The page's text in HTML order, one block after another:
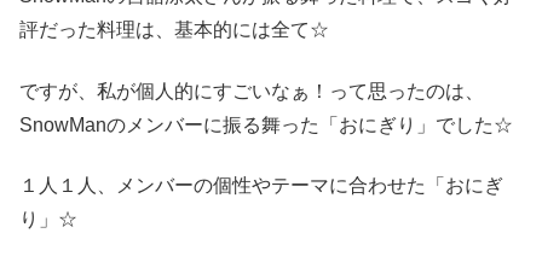
評だった料理は、基本的には全て☆
ですが、私が個人的にすごいなぁ！って思ったのは、
SnowManのメンバーに振る舞った「おにぎり」でした☆
１人１人、メンバーの個性やテーマに合わせた「おにぎ
り」☆